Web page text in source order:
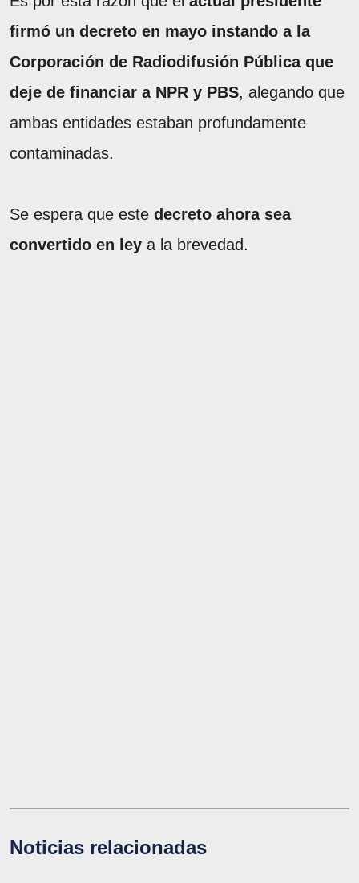
firmó un decreto en mayo instando a la
Corporación de Radiodifusión Pública que
deje de financiar a NPR y PBS, alegando que
ambas entidades estaban profundamente
contaminadas.
Se espera que este decreto ahora sea
convertido en ley a la brevedad.
Noticias relacionadas